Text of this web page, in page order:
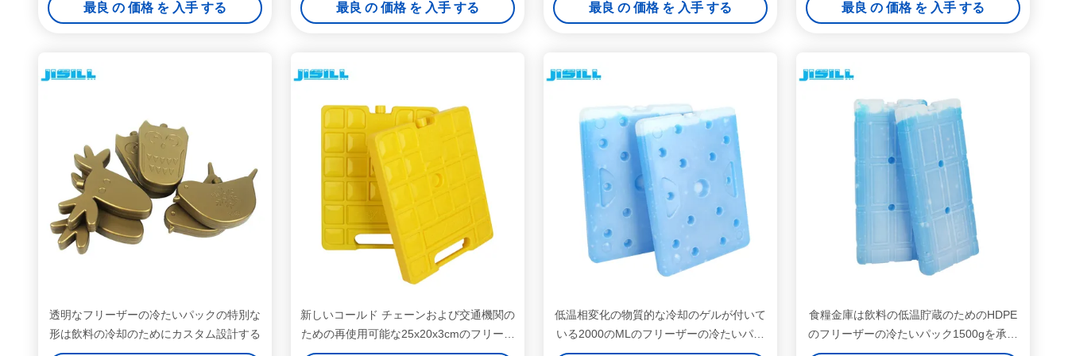
最良 の 価格 を 入手 する 最良 の 価格 を 入手 する 最良 の 価格 を 入手 する 最良 の 価格 を 入手 する
透明なフリーザーの冷たいパックの特別な
形は飲料の冷却のためにカスタム設計する
新しいコールド チェーンおよび交通機関の
ための再使用可能な25x20x3cmのフリーザ
ーの冷たいパック
低温相変化の物質的な冷却のゲルが付いて
いる2000のMLのフリーザーの冷たいパッ
ク
食糧金庫は飲料の低温貯蔵のためのHDPE
のフリーザーの冷たいパック1500gを承認
します